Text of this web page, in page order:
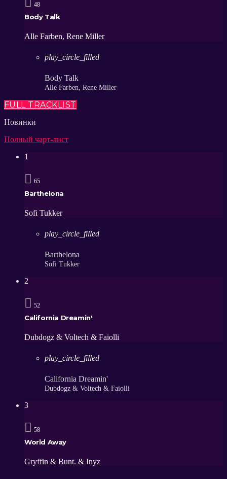
48
Body Talk
Alle Farben, Rene Miller
play_circle_filled
Body Talk
Alle Farben, Rene Miller
FULL TRACKLIST
Новинки
Полный чарт-лист
1
65
Barthelona
Sofi Tukker
play_circle_filled
Barthelona
Sofi Tukker
2
52
California Dreamin'
Dubdogz & Voltech & Faiolli
play_circle_filled
California Dreamin'
Dubdogz & Voltech & Faiolli
3
58
World Away
Gryffin & Bunt. & Inуz